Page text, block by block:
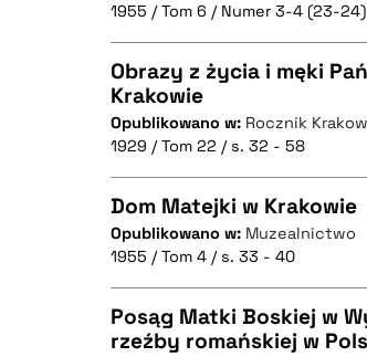
BIBTEX
1955 / Tom 6 / Numer 3-4 (23-
CZYSTY TEKST
BIBTEX
Obrazy z życia i męki
Krakowie
Opublikowano w: Rocznik
1929 / Tom 22 / s. 32 - 58
CZYSTY TEKST
Dom Matejki w Krakowie
Opublikowano w: Muzealnictwo
1955 / Tom 4 / s. 33 - 40
Posąg Matki Boskiej w
rzeźby romańskiej w